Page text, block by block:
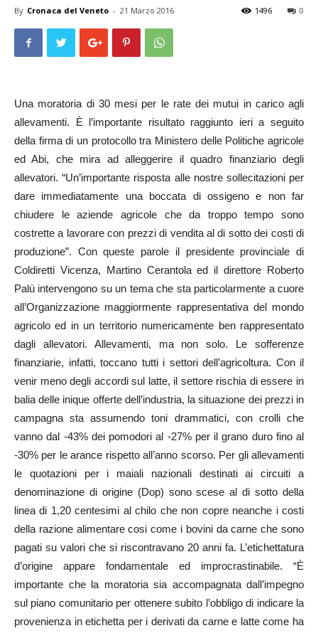
By Cronaca del Veneto - 21 Marzo 2016 0
1496
Una moratoria di 30 mesi per le rate dei mutui in carico agli
allevamenti. È l’importante risultato raggiunto ieri a seguito
della firma di un protocollo tra Ministero delle Politiche agricole
ed Abi, che mira ad alleggerire il quadro finanziario degli
allevatori. “Un’importante risposta alle nostre sollecitazioni per
dare immediatamente una boccata di ossigeno e non far
chiudere le aziende agricole che da troppo tempo sono
costrette a lavorare con prezzi di vendita al di sotto dei costi di
produzione”. Con queste parole il presidente provinciale di
Coldiretti Vicenza, Martino Cerantola ed il direttore Roberto
Palù intervengono su un tema che sta particolarmente a cuore
all’Organizzazione maggiormente rappresentativa del mondo
agricolo ed in un territorio numericamente ben rappresentato
dagli allevatori. Allevamenti, ma non solo. Le sofferenze
finanziarie, infatti, toccano tutti i settori dell’agricoltura. Con il
venir meno degli accordi sul latte, il settore rischia di essere in
balia delle inique offerte dell’industria, la situazione dei prezzi in
campagna sta assumendo toni drammatici, con crolli che
vanno dal -43% dei pomodori al -27% per il grano duro fino al
-30% per le arance rispetto all’anno scorso. Per gli allevamenti
le quotazioni per i maiali nazionali destinati ai circuiti a
denominazione di origine (Dop) sono scese al di sotto della
linea di 1,20 centesimi al chilo che non copre neanche i costi
della razione alimentare cosi come i bovini da carne che sono
pagati su valori che si riscontravano 20 anni fa. L’etichettatura
d’origine appare fondamentale ed improcrastinabile. “È
importante che la moratoria sia accompagnata dall’impegno
sul piano comunitario per ottenere subito l’obbligo di indicare la
provenienza in etichetta per i derivati da carne e latte come ha